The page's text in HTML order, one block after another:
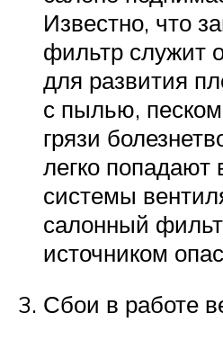
Известно, что
фильтр служит
для развития
с пылью,
грязи
легко попадают
системы
салонный
источником
Сбои в работе